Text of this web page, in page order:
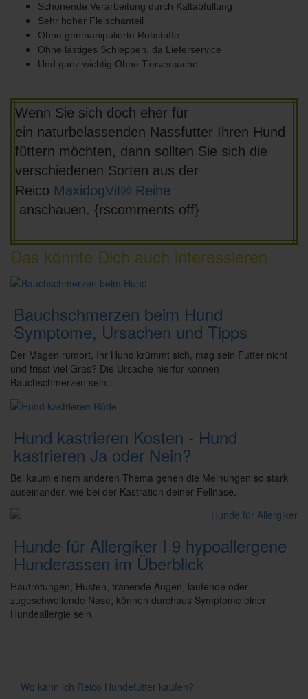
Schonende Verarbeitung durch Kaltabfüllung
Sehr hoher Fleischanteil
Ohne genmanipulierte Rohstoffe
Ohne lästiges Schleppen, da Lieferservice
Und ganz wichtig Ohne Tierversuche
Wenn Sie sich doch eher für
ein naturbelassenden Nassfutter Ihren Hund
füttern möchten, dann sollten Sie sich die
verschiedenen Sorten aus der
Reico MaxidogVit® Reihe
anschauen. {rscomments off}
Das könnte Dich auch interessieren
Bauchschmerzen beim Hund
Symptome, Ursachen und Tipps
Der Magen rumort, Ihr Hund krümmt sich, mag sein Futter nicht
und frisst viel Gras? Die Ursache hierfür können
Bauchschmerzen sein...
Hund kastrieren Kosten - Hund
kastrieren Ja oder Nein?
Bei kaum einem anderen Thema gehen die Meinungen so stark
auseinander, wie bei der Kastration deiner Fellnase.
Hunde für Allergiker I 9 hypoallergene
Hunderassen im Überblick
Hautrötungen, Husten, tränende Augen, laufende oder
zugeschwollende Nase, können durchaus Symptome einer
Hundeallergie sein.
Wo kann ich Reico Hundefutter kaufen?